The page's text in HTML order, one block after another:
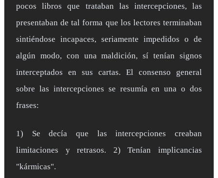
pocos libros que trataban las intercepciones, las
presentaban de tal forma que los lectores terminaban
sintiéndose incapaces, seriamente impedidos o de
algún modo, con una maldición, sí tenían signos
interceptados en sus cartas. El consenso general
sobre las intercepciones se resumía en una o dos
frases:
1) Se decía que las intercepciones creaban
limitaciones y retrasos. 2) Tenían implicancias
"kármicas".